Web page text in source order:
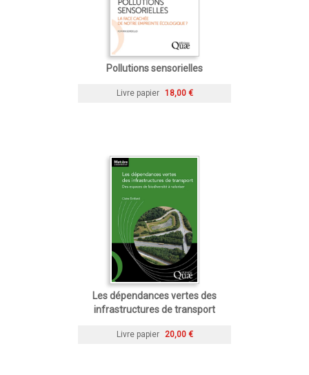
Pollutions sensorielles
Livre papier 18,00 €
Les dépendances vertes des
infrastructures de transport
Livre papier 20,00 €